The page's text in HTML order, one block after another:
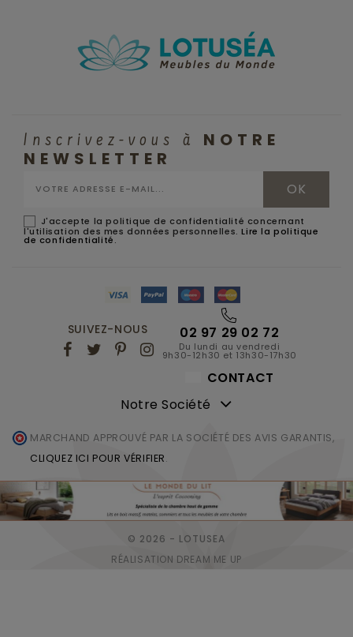
Inscrivez-vous à
NOTRE
NEWSLETTER
J'accepte la politique de confidentialité concernant
l'utilisation des mes données personnelles.Lire la politique
de confidentialité.
SUIVEZ-NOUS 02 97 29 02 72
Du lundi au vendredi
9h30-12h30 et 13h30-17h30
CONTACT
Notre Société
MARCHAND APPROUVÉ PAR LA SOCIÉTÉ DES AVIS GARANTIS,
CLIQUEZ ICI POUR VÉRIFIER.
© 2026 - LOTUSEA
RÉALISATION DREAM ME UP